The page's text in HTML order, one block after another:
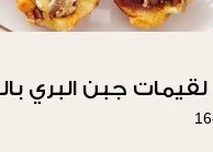
جبن البري